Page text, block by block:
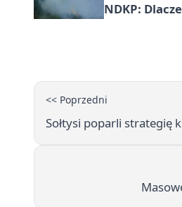
NDKP:
<< Poprzedni
Sołtysi poparli strategię